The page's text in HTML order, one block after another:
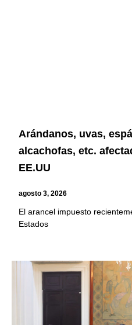
Arándanos, uvas,
alcachofas, etc.
EE.UU
agosto 3, 2026
El arancel impuesto
Estados